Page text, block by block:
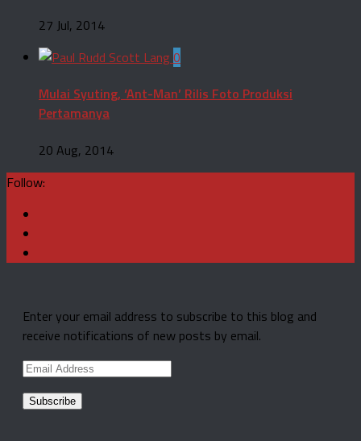
27 Jul, 2014
0
Mulai Syuting, ‘Ant-Man’ Rilis Foto Produksi
Pertamanya
20 Aug, 2014
Follow:
Enter your email address to subscribe to this blog and
receive notifications of new posts by email.
Email